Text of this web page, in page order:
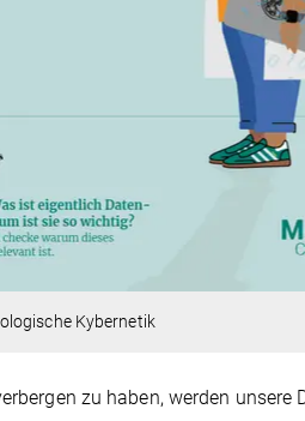
Kybernetik
zu haben, werden unsere